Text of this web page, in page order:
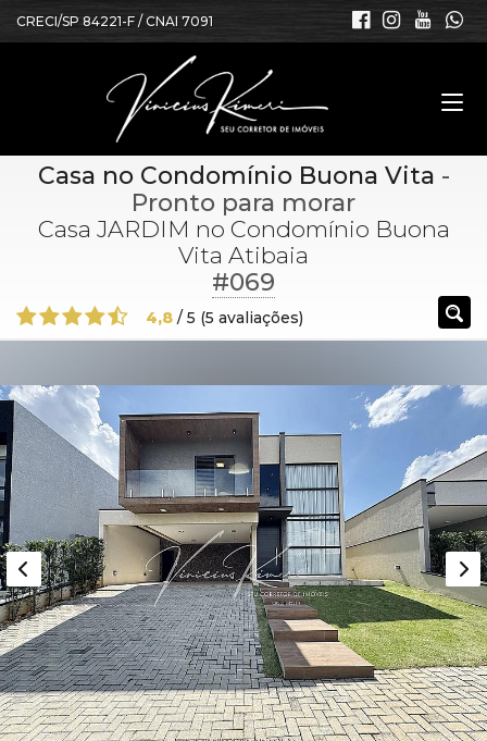
CRECI/SP 84221-F / CNAI 7091
Casa no Condomínio Buona Vita -
Pronto para morar
Casa JARDIM no Condomínio Buona
Vita Atibaia
#069
4,8 / 5 (5 avaliações)